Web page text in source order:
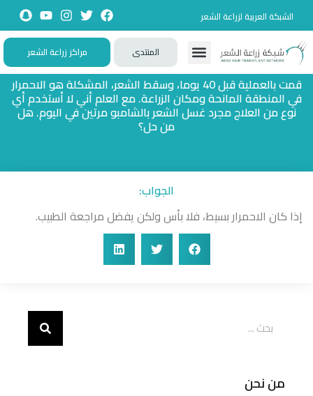
الشبكة العربية لزراعة الشعر
المنتدى مراكز زراعة الشعر
قمت بالعملية قبل 40 يوما، وسقط الشعر، المشكلة هو الاحمرار
في المنطقة المانحة ومكان الزراعة. مع العلم أني لا أستخدم أي
نوع من العلاج مجرد غسل الشعر بالشامبو مرتين في اليوم. هل
من حل؟
الجواب:
إذا كان الاحمرار بسيط، فلا بأس ولكن يفضل مراجعة الطبيب.
من نحن